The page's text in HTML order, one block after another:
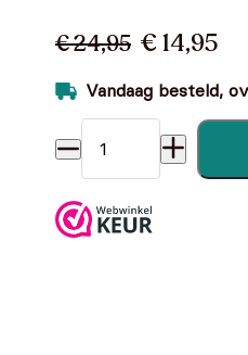
€ 24,95 € 14,95
Vandaag besteld,
De Notenkraker aantal